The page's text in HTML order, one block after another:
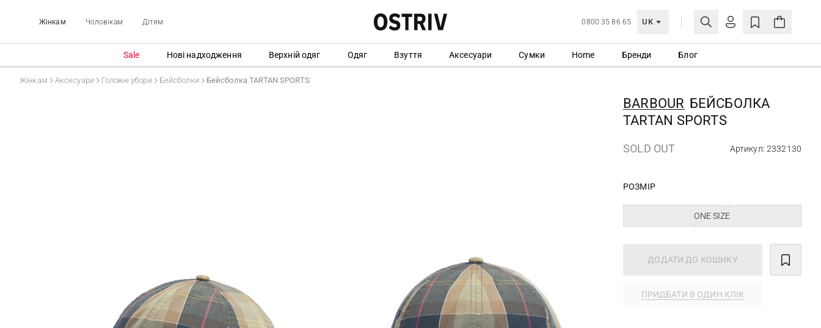
Жінкам Чоловікам Дітям 0800 35 86 65 UK
МОЯ ОБЛІКІВКА
Ще не зареєстровані?
СТВОРИТИ ОБЛІКІВКУ
Sale Нові надходження Верхній одяг Одяг Взуття Аксесуари Сумки Home Бренди Блог
Жінкам Аксесуари Головні убори Бейсболки Бейсболка TARTAN SPORTS
BARBOUR БЕЙСБОЛКА
TARTAN SPORTS
SOLD OUT Артикул: 2332130
РОЗМІР
ONE SIZE
ДОДАТИ ДО КОШИКУ
ПРИДБАТИ В ОДИН КЛІК